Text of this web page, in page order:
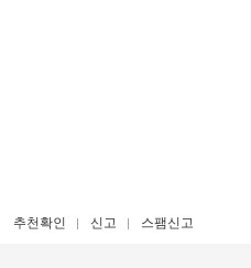
추천확인 신고 스팸신고